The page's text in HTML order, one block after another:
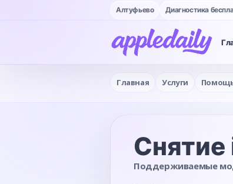
Алтуфьево Диагностика
Главная Услуги Помощь
Снятие
Поддерживаемые